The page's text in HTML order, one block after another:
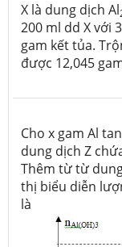
X là dung dịch Al
200 ml dd X với
gam kết tủa.
được 12,045
Cho x gam Al
dung dịch Z
Thêm từ từ
thị biểu diễn
là